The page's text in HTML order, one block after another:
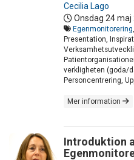
Cecilia Lago
Onsdag 24 maj
Egenmonitorering
Presentation,
verkligheten (goda/
Personcentrering,
Mer information
Introduktion